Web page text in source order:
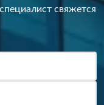
свяжется